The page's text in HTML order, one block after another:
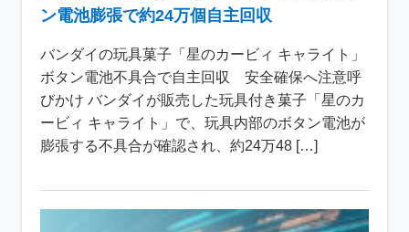
ン電池膨張で約24万個自主回収
バンダイの玩具菓子「星のカービィ キャライト」
ボタン電池不具合で自主回収 安全確保へ注意呼
びかけ バンダイが販売した玩具付き菓子「星のカ
ービィ キャライト」で、玩具内部のボタン電池が
膨張する不具合が確認され、約24万48 […]